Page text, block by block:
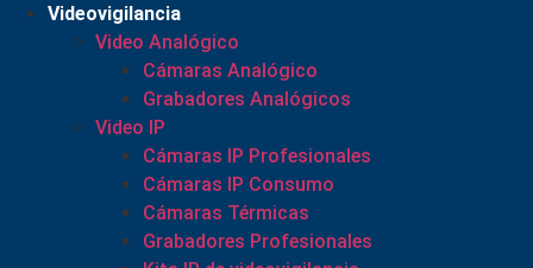
Videovigilancia
Video Analógico
Cámaras Analógico
Grabadores Analógicos
Video IP
Cámaras IP Profesionales
Cámaras IP Consumo
Cámaras Térmicas
Grabadores Profesionales